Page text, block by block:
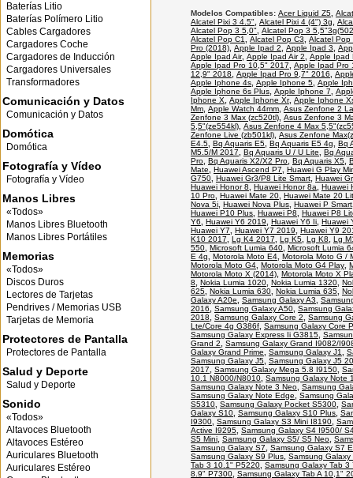
Baterías Litio
Baterías Polímero Litio
Cables Cargadores
Cargadores Coche
Cargadores de Inducción
Cargadores Universales
Transformadores
Comunicación y Datos
Comunicación y Datos
Domótica
Domótica
Fotografía y Vídeo
Fotografía y Vídeo
Manos Libres
«Todos»
Manos Libres Bluetooth
Manos Libres Portátiles
Memorias
«Todos»
Discos Duros
Lectores de Tarjetas
Pendrives / Memorias USB
Tarjetas de Memoria
Protectores de Pantalla
Protectores de Pantalla
Salud y Deporte
Salud y Deporte
Sonido
«Todos»
Altavoces Bluetooth
Altavoces Estéreo
Auriculares Bluetooth
Auriculares Estéreo
Modelos Compatibles: Acer Liquid Z5
Alcatel Pixi 3 4.5"
Alcatel Pixi 4 (4") 3g
Alcatel Pop 3 5,0"
Alcatel Pop 3
Alcatel Pop C1
Alcatel Pop C3
Alcatel Pop
Pro (2018) Apple Ipad 2 Apple Ipad 3
Apple Ipad Air, Apple Ipad Air 2
Apple Ipad
Apple Ipad Pro 10,5" 2017
Apple Ipad Pro
12,9" 2018
Apple Ipad Pro 9,7" 2016
Apple Iphone 4s Apple Iphone 5 Apple
Apple Iphone 6s Plus Apple Iphone 7
Iphone X
Apple Iphone Xr, Apple Iphone
Mm Apple Watch 44mm Asus Zenfone 2
Zenfone 3 Max (zc520tl) Asus Zenfone 3
5,5"(ze554kl) Asus Zenfone 4 Max
Zenfone Live (zb501kl) Asus Zenfone
E4.5 Bq Aquaris E5 Bq Aquaris E5 4g
Bq
M5.5/M 2017
Bq Aquaris U / U Lite
Bq
Pro Bq Aquaris X2/X2 Pro Bq Aquaris X5
Mate
Huawei Ascend P7
Huawei G Play
G750 Huawei Gr3/P8 Lite Smart Huawei
Huawei Honor 8
Huawei Honor 8a
Huawei
10 Pro Huawei Mate 20 Huawei Mate 20
Nova 5i Huawei Nova Plus Huawei P Smart
Huawei P10 Plus Huawei P8
Huawei P8
Y6
Huawei Y6 2019 Huawei Y6 Ii Huawei
Huawei Y7
Huawei Y7 2019
Huawei Y9
K10 2017
Lg K4 2017 Lg K5 Lg K8
Lg
550 Microsoft Lumia 640 Microsoft Lumia
E 4g
Motorola Moto E4 Motorola Moto G /
Motorola Moto G4 Motorola Moto G4 Play
Motorola Moto X (2014) Motorola Moto X
8
Nokia Lumia 1020 Nokia Lumia 1320
625 Nokia Lumia 630 Nokia Lumia 635
Galaxy A20e
Samsung Galaxy A3
2016
Samsung Galaxy A50 Samsung
2018
Samsung Galaxy Core 2
Samsung
Lte/Core 4g G386f Samsung Galaxy Core
Samsung Galaxy Express Ii G3815
Grand 2
Samsung Galaxy Grand I9082/
Galaxy Grand Prime
Samsung Galaxy J1
Samsung Galaxy J5 Samsung Galaxy J5
2017
Samsung Galaxy Mega 5.8 I9150
10.1 N8000/N8010 Samsung Galaxy Note
Samsung Galaxy Note 3 Neo Samsung
Samsung Galaxy Note Edge
Samsung
S5310 Samsung Galaxy Pocket S5300
Galaxy S10 Samsung Galaxy S10 Plus
I9300 Samsung Galaxy S3 Mini I8190
Active I9295 Samsung Galaxy S4 I9500/
S5 Mini Samsung Galaxy S5/ S5 Neo
Samsung Galaxy S7
Samsung Galaxy S7
Samsung Galaxy S9 Plus Samsung
Tab 3 10.1" P5220 Samsung Galaxy Tab 3
8.9" P7300 Samsung Galaxy Tab A 10,1"